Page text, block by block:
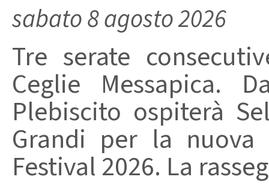
sabato 8 agosto 2026
Tre serate
Ceglie Messapica.
Plebiscito ospiterà
Grandi per la
Festival 2026. La